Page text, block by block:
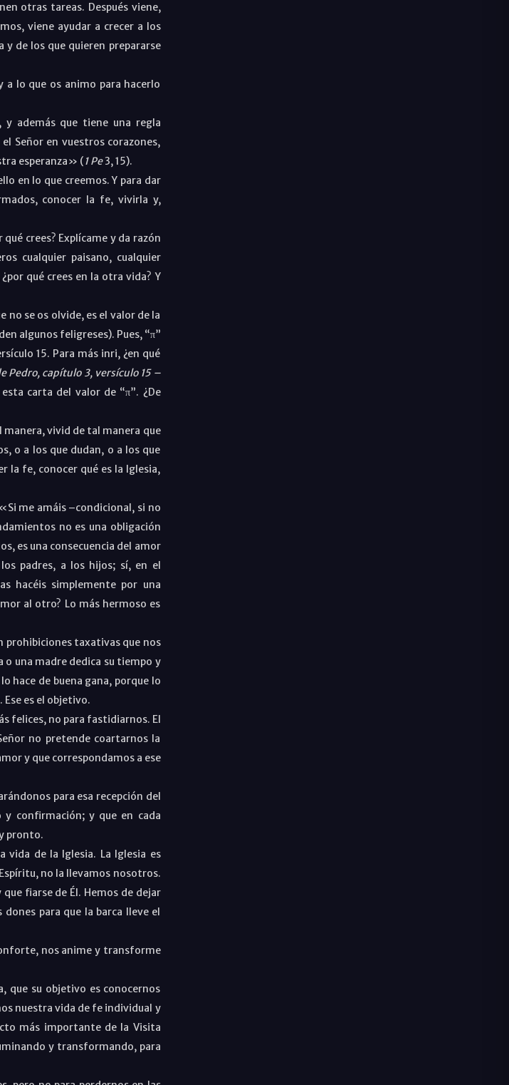
otras tareas. Después viene,
viene ayudar a crecer a los
y de los que quieren prepararse
lo que os animo para hacerlo
además que tiene una regla
Señor en vuestros corazones,
esperanza» (1Pe3, 15).
lo que creemos. Y para dar
conocer la fe, vivirla y,
crees? Explícame y da razón
cualquier paisano, cualquier
qué crees en la otra vida? Y
se os olvide, es el valor de la
algunos feligreses). Pues, “π”
15. Para más inri, ¿en qué
Pedro, capítulo 3, versículo 15 –
carta del valor de “π”. ¿De
vivid de tal manera que
o a los que dudan, o a los que
la fe, conocer qué es la Iglesia,
«Si me amáis –condicional, si no
no es una obligación
es una consecuencia del amor
padres, a los hijos; sí, en el
hacéis simplemente por una
al otro? Lo más hermoso es
prohibiciones taxativas que nos
o una madre dedica su tiempo y
hace de buena gana, porque lo
es el objetivo.
felices, no para fastidiarnos. El
no pretende coartarnos la
y que correspondamos a ese
para esa recepción del
y confirmación; y que en cada
pronto.
vida de la Iglesia. La Iglesia es
no la llevamos nosotros.
fiarse de Él. Hemos de dejar
para que la barca lleve el
nos anime y transforme
que su objetivo es conocernos
nuestra vida de fe individual y
más importante de la Visita
y transformando, para